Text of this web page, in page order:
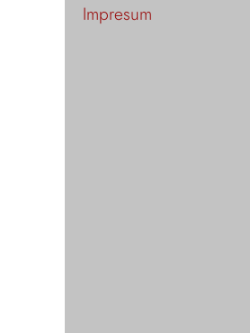
Impresum